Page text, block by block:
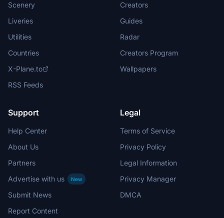
Scenery
Liveries
Utilities
Countries
X-Plane.to
RSS Feeds
Creators
Guides
Radar
Creators Program
Wallpapers
Support
Help Center
About Us
Partners
Advertise with us
New
Submit News
Report Content
Legal
Terms of Service
Privacy Policy
Legal Information
Privacy Manager
DMCA